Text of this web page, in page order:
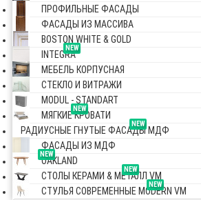
ПРОФИЛЬНЫЕ ФАСАДЫ
ФАСАДЫ ИЗ МАССИВА
BOSTON WHITE & GOLD
NEW
INTEGRA
МЕБЕЛЬ КОРПУСНАЯ
СТЕКЛО И ВИТРАЖИ
MODUL - STANDART
NEW
МЯГКИЕ КРОВАТИ
NEW
РАДИУСНЫЕ ГНУТЫЕ ФАСАДЫ МДФ
ФАСАДЫ ИЗ МДФ
NEW
OAKLAND
NEW
СТОЛЫ КЕРАМИ & МЕТАЛЛ VM
NEW
СТУЛЬЯ СОВРЕМЕННЫЕ MODERN VM